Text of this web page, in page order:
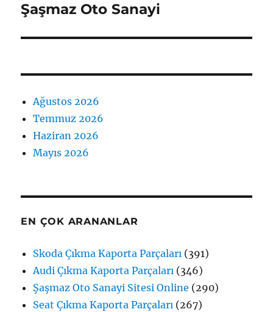
yazı:
Şaşmaz Oto Sanayi
Ağustos 2026
Temmuz 2026
Haziran 2026
Mayıs 2026
EN ÇOK ARANANLAR
Skoda Çıkma Kaporta Parçaları (391)
Audi Çıkma Kaporta Parçaları (346)
Şaşmaz Oto Sanayi Sitesi Online (290)
Seat Çıkma Kaporta Parçaları (267)